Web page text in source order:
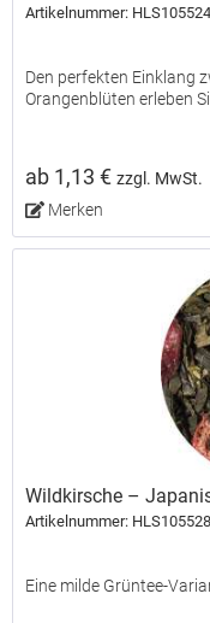
Artikelnummer:
Den perfekten Einklang
Orangenblüten erleben
ab 1,13 €zzgl. MwSt.
Merken
Wildkirsche –
Artikelnummer:
Eine milde Grüntee-